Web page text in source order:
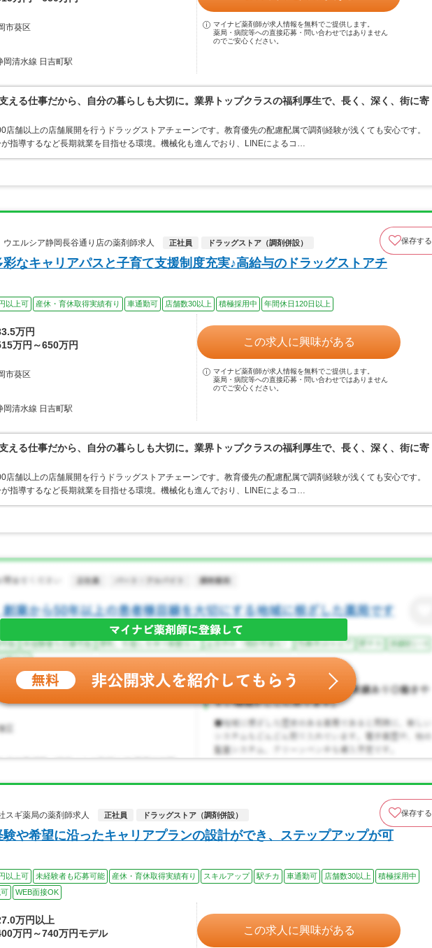
市葵区
岡清水線 日吉町駅
マイナビ薬剤師が求人情報を無料でご提供します。
薬局・病院等への直接応募・問い合わせではありません
のでご安心ください。
える仕事だから、自分の暮らしも大切に。業界トップクラスの福利厚生で、長く、深く、街に寄
店舗以上の店舗展開を行うドラッグストアチェーンです。教育優先の配慮配属で調剤経験が浅くても安心です。
が指導するなど長期就業を目指せる環境。機械化も進んでおり、LINEによるコ…
エルシア静岡長谷通り店の薬剤師求人
正社員 ドラッグストア（調剤併設） 保存する
彩なキャリアパスと子育て支援制度充実♪高給与のドラッグストアチ
以上可 産休・育休取得実績有り 車通勤可 店舗数30以上 積極採用中 年間休日120日以上
万円
万円～650万円
市葵区
岡清水線 日吉町駅
この求人に興味がある
マイナビ薬剤師が求人情報を無料でご提供します。
薬局・病院等への直接応募・問い合わせではありません
のでご安心ください。
える仕事だから、自分の暮らしも大切に。業界トップクラスの福利厚生で、長く、深く、街に寄
店舗以上の店舗展開を行うドラッグストアチェーンです。教育優先の配慮配属で調剤経験が浅くても安心です。
が指導するなど長期就業を目指せる環境。機械化も進んでおり、LINEによるコ…
ギ薬局の薬剤師求人
正社員 ドラッグストア（調剤併設） 保存する
験や希望に沿ったキャリアプランの設計ができ、ステップアップが可
以上可 未経験者も応募可能 産休・育休取得実績有り スキルアップ 駅チカ 車通勤可 店舗数30以上
積極採用中
WEB面接OK
万円以上
万円～740万円モデル
この求人に興味がある